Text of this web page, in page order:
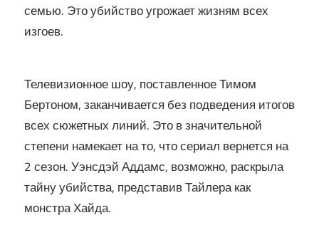
семью. Это убийство угрожает жизням всех
изгоев.
Телевизионное шоу, поставленное Тимом
Бертоном, заканчивается без подведения итогов
всех сюжетных линий. Это в значительной
степени намекает на то, что сериал вернется на
2 сезон. Уэнсдэй Аддамс, возможно, раскрыла
тайну убийства, представив Тайлера как
монстра Хайда.